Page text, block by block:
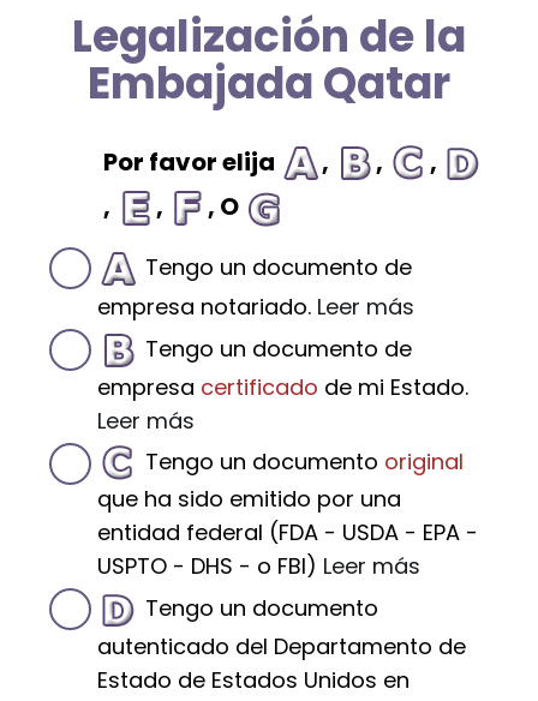
Legalización de la
Embajada Qatar
Por favor elija , ,
,
,
, , O
Tengo un documento de
empresa notariado. Leer más
Tengo un documento de
empresa certificado de mi Estado.
Leer más
Tengo un documento original
que ha sido emitido por una
entidad federal (FDA - USDA - EPA -
USPTO - DHS - o FBI) Leer más
Tengo un documento
autenticado del Departamento de
Estado de Estados Unidos en